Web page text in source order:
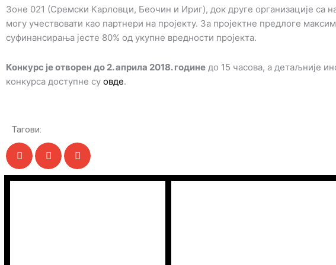
Зоне 021 (Сремски Карловци, Беочин и Ириг), док друге организације са
могу учествовати као партнери на пројекту. За пројектне предлоге
суфинансирања јесте 80% од укупне вредности пројекта.
Конкурс је отворен до 2. априла 2018. године до 15 часова, а детаљније
конкурса доступне су овде.
Тагови: